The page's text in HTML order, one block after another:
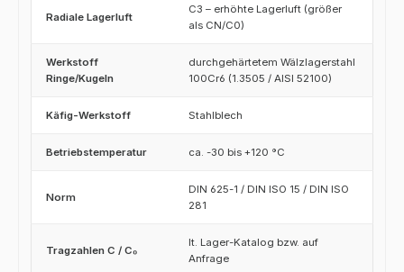
Radiale Lagerluft
C3 – erhöhte Lagerluft (größer
als CN/C0)
Werkstoff
Ringe/Kugeln
durchgehärtetem Wälzlagerstahl
100Cr6 (1.3505 / AISI 52100)
Käfig-Werkstoff Stahlblech
Betriebstemperatur ca. -30 bis +120 °C
Norm
DIN 625-1 / DIN ISO 15 / DIN ISO
281
Tragzahlen C / C₀
lt. Lager-Katalog bzw. auf
Anfrage